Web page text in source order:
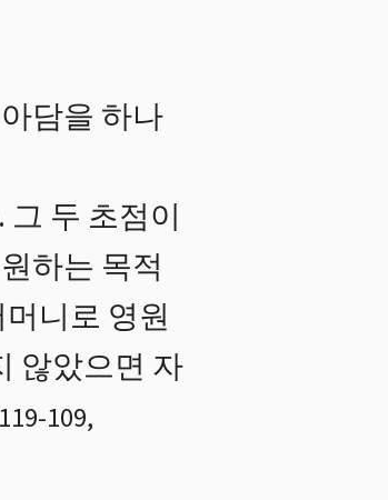
담을 하나
두 초점이
하는 목적
니로 영원
않았으면 자
119-109,